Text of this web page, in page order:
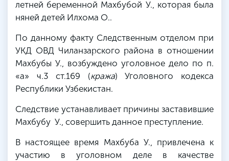
летней беременной Махбубой У., которая была
няней детей Илхома О..
По данному факту Следственным отделом при
УКД ОВД Чиланзарского района в отношении
Махбубы У., возбуждено уголовное дело по п.
«а» ч.3 ст.169 (кража) Уголовного кодекса
Республики Узбекистан.
Следствие устанавливает причины заставившие
Махбубу У., совершить данное преступление.
В настоящее время Махбуба У., привлечена к
участию в уголовном деле в качестве